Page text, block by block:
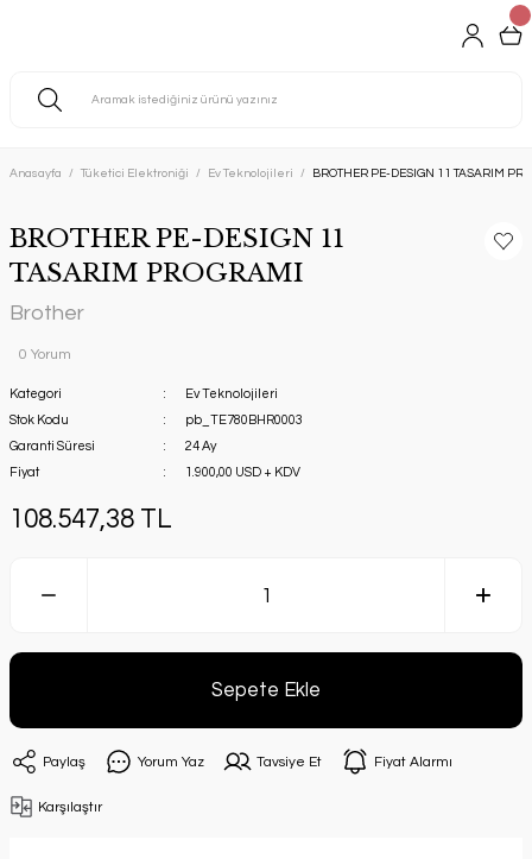
Anasayfa Tüketici Elektroniği Ev Teknolojileri BROTHER PE-DESIGN 11 TASARIM
BROTHER PE-DESIGN 11
TASARIM PROGRAMI
Brother
0 Yorum
Kategori
Ev Teknolojileri
Stok Kodu
pb_TE780BHR0003
Garanti Süresi
24 Ay
Fiyat
1.900,00 USD + KDV
108.547,38 TL
Sepete Ekle
Paylaş Yorum Yaz Tavsiye Et Fiyat Alarmı
Karşılaştır